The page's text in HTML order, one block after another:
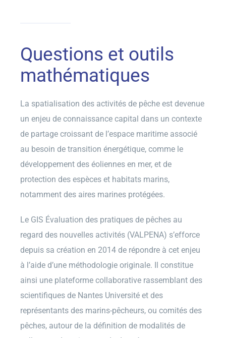
Questions et outils
mathématiques
La spatialisation des activités de pêche est devenue
un enjeu de connaissance capital dans un contexte
de partage croissant de l’espace maritime associé
au besoin de transition énergétique, comme le
développement des éoliennes en mer, et de
protection des espèces et habitats marins,
notamment des aires marines protégées.
Le GIS Évaluation des pratiques de pêches au
regard des nouvelles activités (VALPENA) s’efforce
depuis sa création en 2014 de répondre à cet enjeu
à l’aide d’une méthodologie originale. Il constitue
ainsi une plateforme collaborative rassemblant des
scientifiques de Nantes Université et des
représentants des marins-pêcheurs, ou comités des
pêches, autour de la définition de modalités de